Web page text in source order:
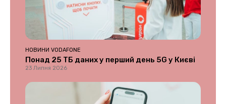
НОВИНИ VODAFONE
Понад 25 ТБ даних у перший день 5G у Києві
23 Липня 2026